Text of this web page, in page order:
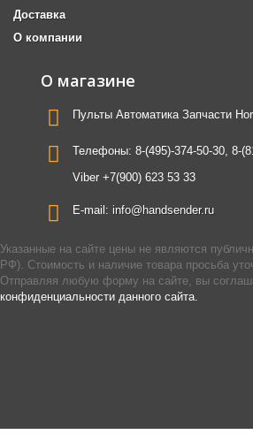
Доставка
О компании
О магазине
Пульты Автоматика Запчасти
Телефоны: 8-(495)-374-50-30, 8-
Viber +7(900) 623 53 33
E-mail: info@handsender.ru
Указанные на сайте цены не являются
РФ). Стоимость и наличие товара просьба
Отправляя любую форму на сайте, вы
конфиденциальности данного сайта.